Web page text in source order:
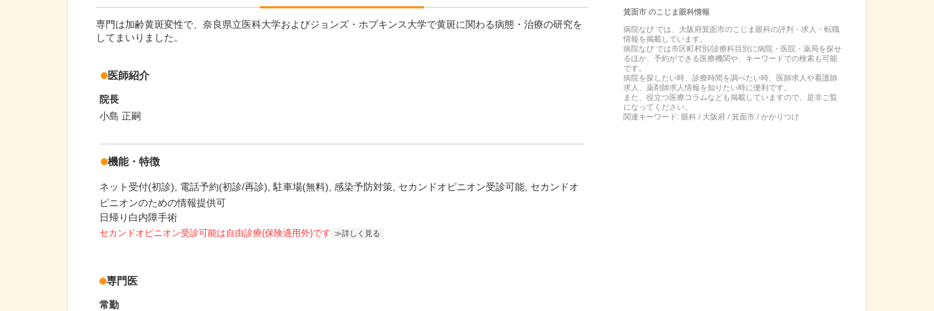
専門は加齢黄斑変性で、奈良県立医科大学およびジョンズ・ホプキンス大学で黄斑に関わる病態・治療の研究を
してまいりました。
医師紹介
院長
小島 正嗣
機能・特徴
ネット受付(初診) 電話予約(初診/再診) 駐車場(無料) 感染予防対策 セカンドオピニオン受診可能 セカンドオ
ピニオンのための情報提供可
日帰り白内障手術
セカンドオピニオン受診可能は自由診療(保険適用外)です 詳しく見る
専門医
常勤
箕面市のこじま眼科情報
病院なび では、 大阪府箕面市のこじま眼科の評判・求人・転職
情報を掲載しています。
病院なび では市区町村別/診療科目別に病院・医院・薬局を探せ
るほか、予約ができる医療機関や、キーワードでの検索も可能
です。
病院を探したい時、診療時間を調べたい時、医師求人や看護師
求人、薬剤師求人情報を知りたい時に便利です。
また、役立つ医療コラムなども掲載していますので、是非ご覧
になってください。
関連キーワード: 眼科 / 大阪府 / 箕面市 / かかりつけ